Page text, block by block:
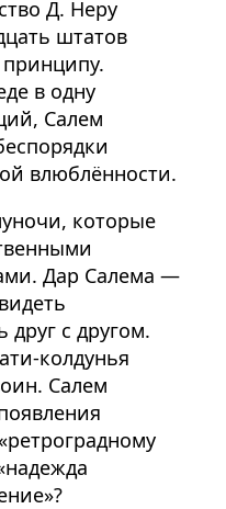
Д. Неру
штатов
в одну
Салем
влюблённости.
которые
Дар Салема —
с другом.
колдунья
Салем